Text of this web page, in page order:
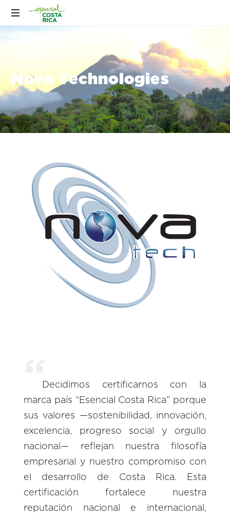
Nova Technologies
Decidimos certificarnos con la
marca país “Esencial Costa Rica” porque
sus valores —sostenibilidad, innovación,
excelencia, progreso social y orgullo
nacional— reflejan nuestra filosofía
empresarial y nuestro compromiso con
el desarrollo de Costa Rica. Esta
certificación fortalece nuestra
reputación nacional e internacional,